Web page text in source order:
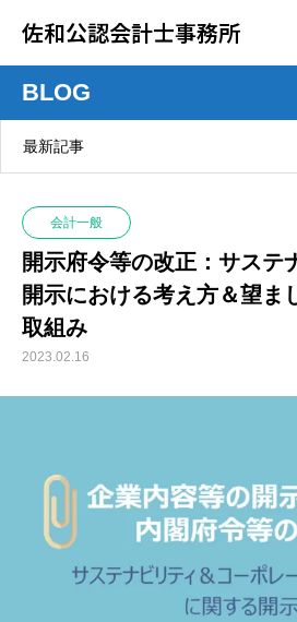
佐和公認会計士事務所
BLOG
最新記事
会計一般
開示府令等の改正：サステ
開示における考え方＆望ま
取組み
2023.02.16